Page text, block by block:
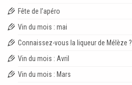
Fête de l’apéro
Vin du mois : mai
Connaissez-vous la liqueur de Mélèze ?
Vin du mois : Avril
Vin du mois : Mars